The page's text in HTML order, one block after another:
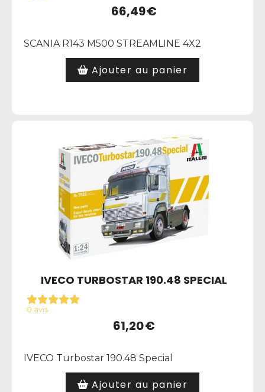
66,49€
SCANIA R143 M500 STREAMLINE 4X2
Ajouter au panier
IVECO TURBOSTAR 190.48 SPECIAL
0 avis
61,20€
IVECO Turbostar 190.48 Special
Ajouter au panier